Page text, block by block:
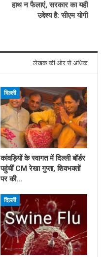
हाथ न फैलाएं, सरकार का यही
उद्देश्य है: सीएम योगी
लेखक की ओर से अधिक
दिल्ली
कांवड़ियों के स्वागत में दिल्ली बॉर्डर
पहुंचीं CM रेखा गुप्ता, शिवभक्तों
पर की…
दिल्ली